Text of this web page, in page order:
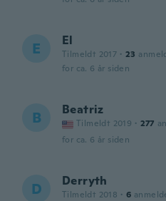
E El
Tilmeldt 2017 · 23
for ca. 6 år siden
B Beatriz
Tilmeldt 2019 · 277
for ca. 6 år siden
D Derryth
Tilmeldt 2018 · 6